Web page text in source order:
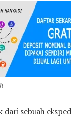
dari sebuah